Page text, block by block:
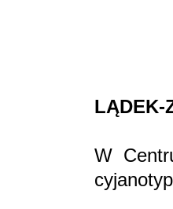
LĄDEK-
W